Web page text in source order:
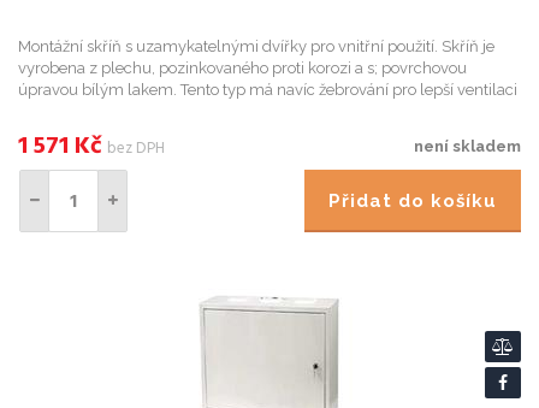
Montážní skříň s uzamykatelnými dvířky pro vnitřní použití. Skříň je
vyrobena z plechu, pozinkovaného proti korozi a s; povrchovou
úpravou bílým lakem. Tento typ má navíc žebrování pro lepší ventilaci
není skladem
1 571 Kč bez DPH
Přidat do košíku